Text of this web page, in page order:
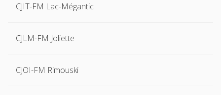
CJIT-FM Lac-Mégantic
CJLM-FM Joliette
CJOI-FM Rimouski